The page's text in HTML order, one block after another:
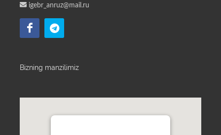
igebr_anruz@mail.ru
Bizning manzilimiz